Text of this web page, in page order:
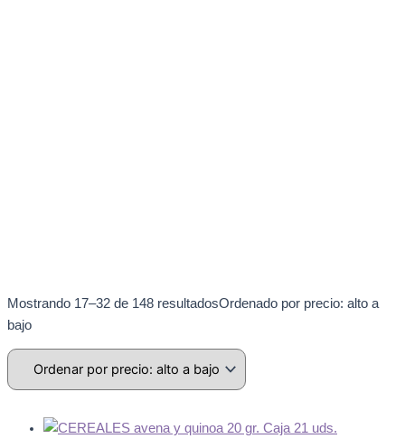
Mostrando 17–32 de 148 resultadosOrdenado por precio: alto a
bajo